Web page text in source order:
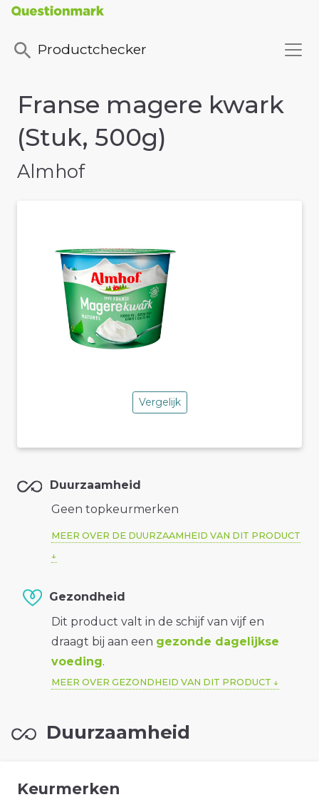
Productchecker
Franse magere kwark
(Stuk, 500g)
Almhof
Vergelijk
Duurzaamheid
Geen topkeurmerken
MEER OVER DE DUURZAAMHEID VAN DIT PRODUCT
Gezondheid
Dit product valt in de schijf van vijf en
draagt bij aan een gezonde dagelijkse
voeding.
MEER OVER GEZONDHEID VAN DIT PRODUCT
Duurzaamheid
Keurmerken